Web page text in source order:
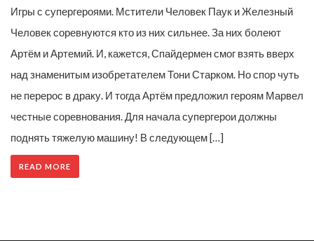
Игры с супергероями. Мстители Человек Паук и Железный
Человек соревнуются кто из них сильнее. За них болеют
Артём и Артемий. И, кажется, Спайдермен смог взять вверх
над знаменитым изобретателем Тони Старком. Но спор чуть
не перерос в драку. И тогда Артём предложил героям Марвел
честные соревнования. Для начала супергерои должны
поднять тяжелую машину! В следующем […]
READ MORE